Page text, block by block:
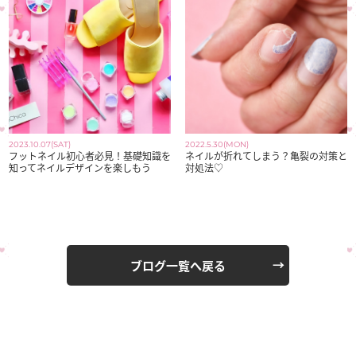
2023.10.07(SAT)
フットネイル初心者必見！基礎知識を
知ってネイルデザインを楽しもう
2022.5.30(MON)
ネイルが折れてしまう？亀裂の対策と
対処法♡
ブログ一覧へ戻る